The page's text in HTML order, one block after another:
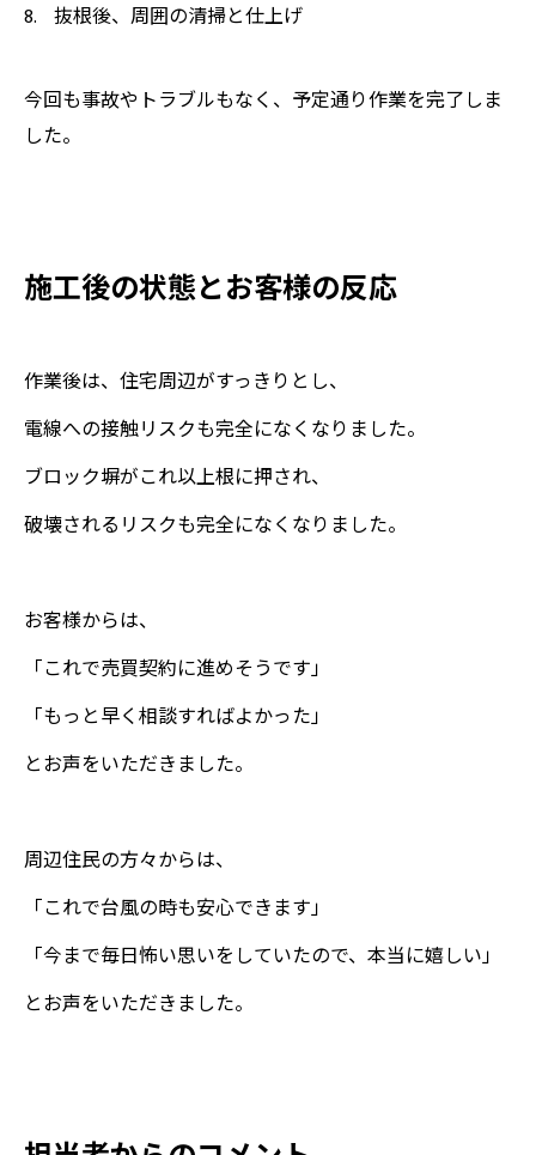
抜根後、周囲の清掃と仕上げ
今回も事故やトラブルもなく、予定通り作業を完了しま
した。
施工後の状態とお客様の反応
作業後は、住宅周辺がすっきりとし、
電線への接触リスクも完全になくなりました。
ブロック塀がこれ以上根に押され、
破壊されるリスクも完全になくなりました。
お客様からは、
「これで売買契約に進めそうです」
「もっと早く相談すればよかった」
とお声をいただきました。
周辺住民の方々からは、
「これで台風の時も安心できます」
「今まで毎日怖い思いをしていたので、本当に嬉しい」
とお声をいただきました。